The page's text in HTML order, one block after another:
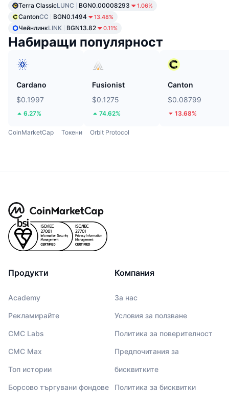
Terra ClassicLUNC BGN0.00008293 1.06%
CantonCC BGN0.1494 13.48%
ЧейнлинкLINK BGN13.82 0.11%
Набиращи популярност
Cardano
$0.1997
6.27%
Fusionist
$0.1275
74.62%
Canton
$0.08799
13.68%
CoinMarketCap Токени Orbit Protocol
Продукти
Academy
Рекламирайте
CMC Labs
CMC Max
Топ истории
Борсово търгувани фондове
Компания
За нас
Условия за ползване
Политика за поверителност
Предпочитания за
бисквитките
Политика за бисквитки